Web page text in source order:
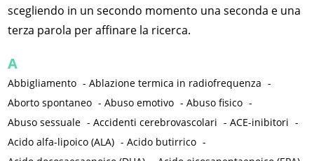
scegliendo in un secondo momento una seconda e una
terza parola per affinare la ricerca.
A
Abbigliamento -Ablazione termica in radiofrequenza -
Aborto spontaneo -Abuso emotivo -Abuso fisico -
Abuso sessuale -Accidenti cerebrovascolari -ACE-inibitori -
Acido alfa-lipoico (ALA) -Acido butirrico -